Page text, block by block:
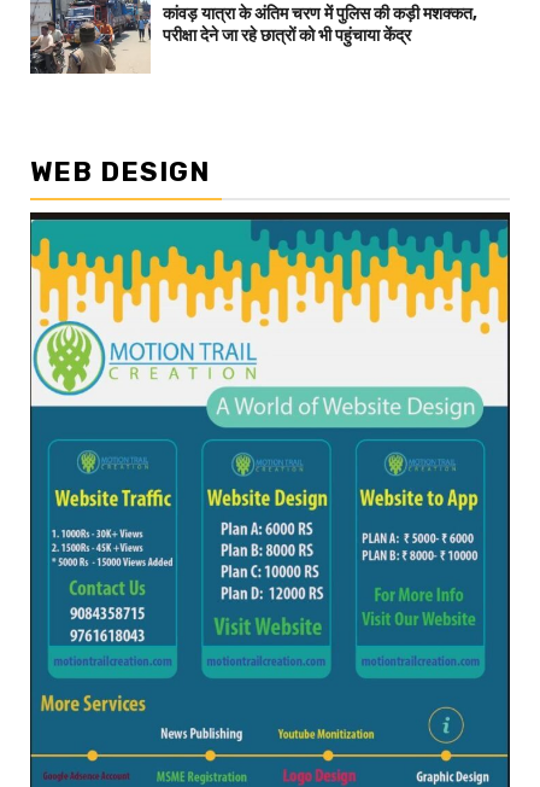
कांवड़ यात्रा के अंतिम चरण में पुलिस की कड़ी मशक्कत,
परीक्षा देने जा रहे छात्रों को भी पहुंचाया केंद्र
WEB DESIGN